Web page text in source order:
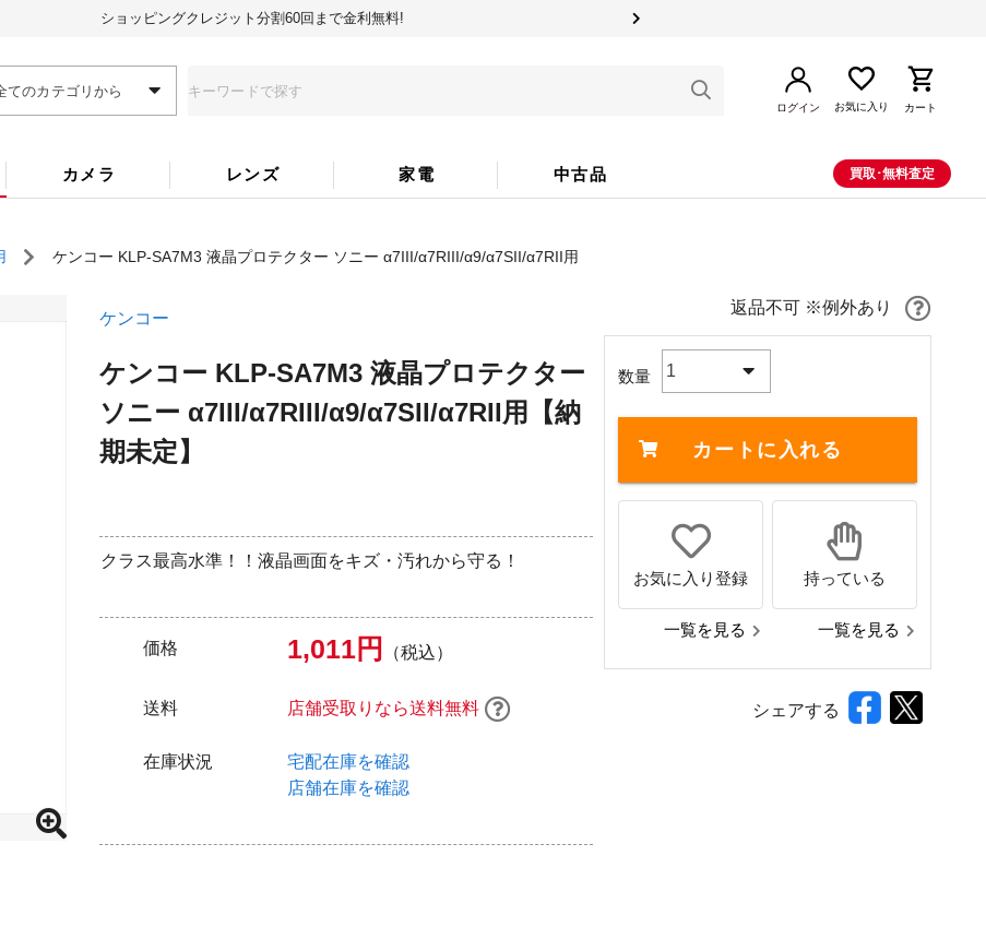
ショッピングクレジット分割60回まで金利無料!
てのカテゴリから
ログイン お気に入り カート
カメラ レンズ 家電 中古品 買取･無料査定
ケンコー KLP-SA7M3 液晶プロテクター ソニー α7III/α7RIII/α9/α7SII/α7RII用
ケンコー
ケンコー KLP-SA7M3 液晶プロテクター
ソニー α7III/α7RIII/α9/α7SII/α7RII用
【納
期未定】
クラス最高水準！！液晶画面をキズ・汚れから守る！
価格 1,011円 （税込）
送料 店舗受取りなら送料無料
在庫状況
宅配在庫を確認
店舗在庫を確認
返品不可 ※例外あり
数量 1
カートに入れる
お気に入り登録
一覧を見る
持っている
一覧を見る
シェアする